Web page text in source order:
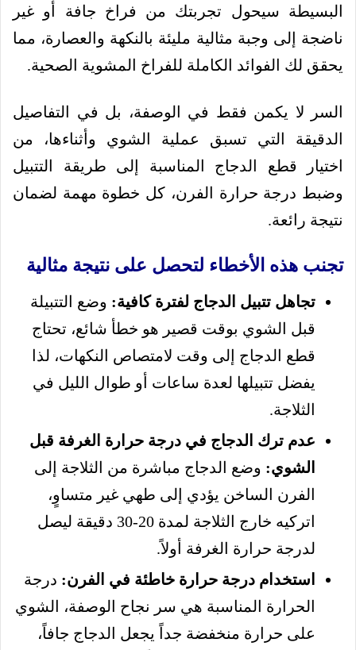
البسيطة سيحول تجربتك من فراخ جافة أو غير
ناضجة إلى وجبة مثالية مليئة بالنكهة والعصارة، مما
يحقق لك الفوائد الكاملة للفراخ المشوية الصحية.
السر لا يكمن فقط في الوصفة، بل في التفاصيل
الدقيقة التي تسبق عملية الشوي وأثناءها، من
اختيار قطع الدجاج المناسبة إلى طريقة التتبيل
وضبط درجة حرارة الفرن، كل خطوة مهمة لضمان
نتيجة رائعة.
تجنب هذه الأخطاء لتحصل على نتيجة مثالية
تجاهل تتبيل الدجاج لفترة كافية: وضع التتبيلة
قبل الشوي بوقت قصير هو خطأ شائع، تحتاج
قطع الدجاج إلى وقت لامتصاص النكهات، لذا
يفضل تتبيلها لعدة ساعات أو طوال الليل في
الثلاجة.
عدم ترك الدجاج في درجة حرارة الغرفة قبل
الشوي: وضع الدجاج مباشرة من الثلاجة إلى
الفرن الساخن يؤدي إلى طهي غير متساوٍ،
اتركيه خارج الثلاجة لمدة 20-30 دقيقة ليصل
لدرجة حرارة الغرفة أولاً.
استخدام درجة حرارة خاطئة في الفرن: درجة
الحرارة المناسبة هي سر نجاح الوصفة، الشوي
على حرارة منخفضة جداً يجعل الدجاج جافاً،